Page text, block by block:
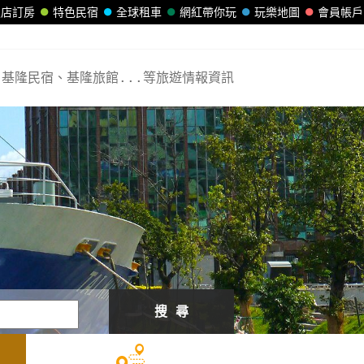
會員帳戶
玩樂地圖
網紅帶你玩
全球租車
特色民宿
訂房
基隆民宿、基隆旅館...等旅遊情報資訊
搜 尋